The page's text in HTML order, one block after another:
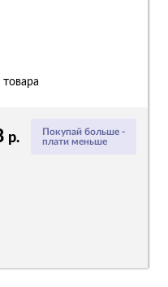
Покупай больше -
плати меньше
р.